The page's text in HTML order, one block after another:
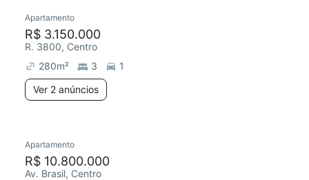
Apartamento
R$ 3.150.000
R. 3800, Centro
280m² 3
1
Ver 2 anúncios
Apartamento
R$ 10.800.000
Av. Brasil, Centro